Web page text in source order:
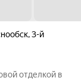
,3-й
отделкой в